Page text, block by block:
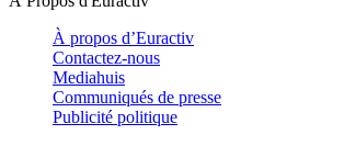
À propos d’Euractiv
Contactez-nous
Mediahuis
Communiqués de presse
Publicité politique